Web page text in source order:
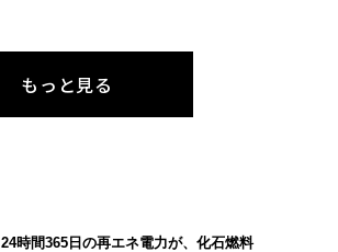
もっと見る
24時間365日の再エネ電力が、化石燃料